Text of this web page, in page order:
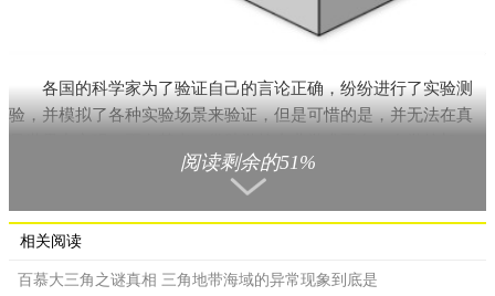
各国的科学家为了验证自己的言论正确，纷纷进行了实验测
验，并模拟了各种实验场景来验证，但是可惜的是，并无法在真
设“潘洛斯”阶梯，整个搭建及结果形成了视频记录并发布网络进
行传播，引得各路媒体争相转播报道，但最终却发现，这仅仅是
发布者的视频剪辑合成而已，简直是一场闹剧。
特殊的山道路段，我们明明感觉车子一直在爬行上坡，但是车辆
阅读剩余的51%
相关阅读
百慕大三角之谜真相 三角地带海域的异常现象到底是